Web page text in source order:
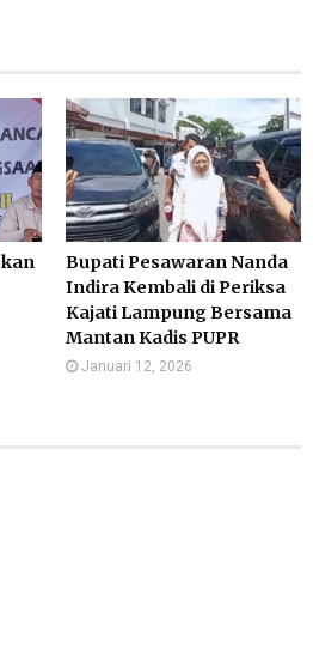
Bupati Pesawaran Nanda
Indira Kembali di Periksa
Kajati Lampung Bersama
Mantan Kadis PUPR
Januari 12, 2026